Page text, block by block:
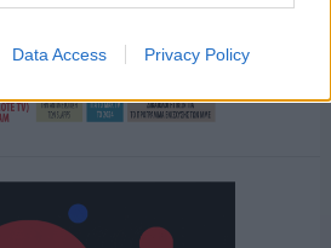
Data Access Privacy Policy